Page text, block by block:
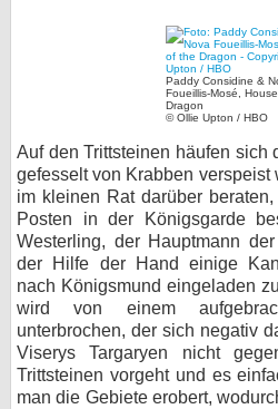
Paddy Considine &
Foueillis-Mosé,
Dragon
© Ollie Upton / HBO
Auf den Trittsteinen häufen sich
gefesselt von Krabben verspeist
im kleinen Rat darüber
Posten in der Königsgarde
Westerling, der Hauptmann
der Hilfe der Hand einige
nach Königsmund eingeladen
wird von einem
unterbrochen, der sich negativ
Viserys Targaryen nicht
Trittsteinen vorgeht und es
man die Gebiete erobert,